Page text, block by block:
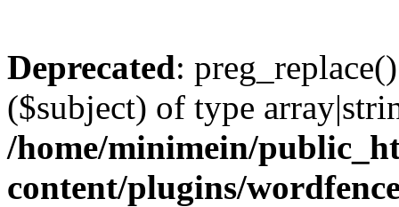
Deprecated:
($subject) of type
/home/minimein/
content/plugins/